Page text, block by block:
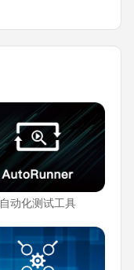
自动化测试工具